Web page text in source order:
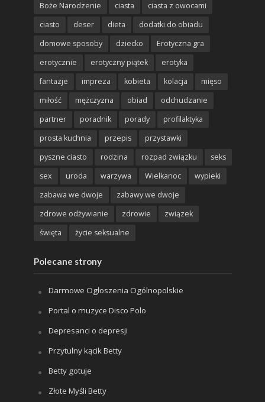
Boże Narodzenie ciasta
ciasta z owocami
ciasto
deser dieta
dodatki do obiadu
domowe sposoby
dziecko
Erotyczna gra
erotycznie
erotyczny piątek
erotyka
fantazje
impreza kobieta kolacja
mięso
miłość
mężczyzna obiad
odchudzanie
partner
poradnik porady
profilaktyka
prosta kuchnia
przepis
przystawki
pyszne ciasto
rodzina rozpad związku
seks
sex
uroda warzywa Wielkanoc
wypieki
zabawa we dwoje
zabawy we dwoje
zdrowe odżywianie
zdrowie
związek
święta
życie seksualne
Polecane strony
Darmowe Ogłoszenia Ogólnopolskie
Portal o muzyce Disco Polo
Depresanci o depresji
Przytulny kącik Betty
Betty gotuje
Złote Myśli Betty